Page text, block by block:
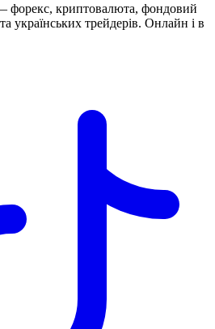
форекс, криптовалюта, фондовий
українських трейдерів. Онлайн і в